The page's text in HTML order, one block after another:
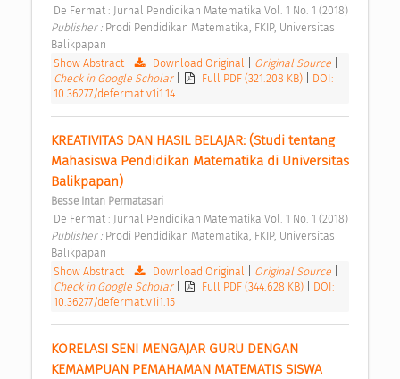
Publisher : Prodi Pendidikan Matematika, FKIP, Universitas
Balikpapan
Show Abstract| Download Original Original Source
Check in Google Scholar
Full PDF (321.208 KB)
DOI:
10.36277/defermat.v1i1.14
KREATIVITAS DAN HASIL BELAJAR: (Studi tentang
Mahasiswa Pendidikan Matematika di Universitas
Balikpapan)
Besse Intan Permatasari
Publisher : Prodi Pendidikan Matematika, FKIP, Universitas
Balikpapan
Show Abstract| Download Original Original Source
Check in Google Scholar
Full PDF (344.628 KB)
DOI:
10.36277/defermat.v1i1.15
KORELASI SENI MENGAJAR GURU DENGAN
KEMAMPUAN PEMAHAMAN MATEMATIS SISWA